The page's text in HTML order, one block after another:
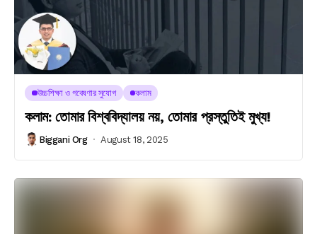
উচ্চশিক্ষা ও গবেষণার সুযোগ কলাম
কলাম: তোমার বিশ্ববিদ্যালয় নয়, তোমার প্রস্তুতিই মুখ্য!
Biggani Org August 18, 2025